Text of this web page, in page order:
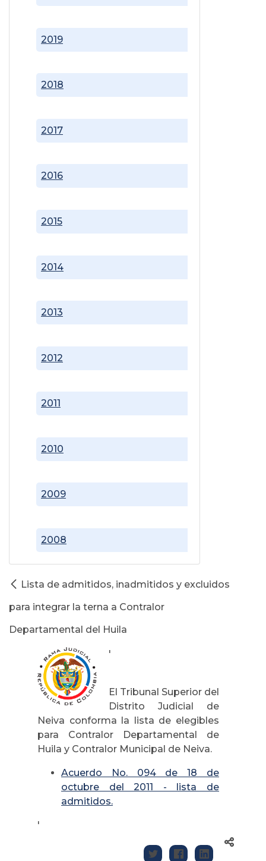
2008
2009
2010
2011
2012
2013
2014
2015
2016
2017
2018
2019
Lista de admitidos, inadmitidos y excluidos
para integrar la terna a Contralor
Departamental del Huila
'
El Tribunal Superior del
Distrito Judicial de
Neiva conforma la lista de elegibles
para Contralor Departamental de
Huila y Contralor Municipal de Neiva.
Acuerdo No. 094 de 18 de
octubre del 2011 - lista de
admitidos.
'